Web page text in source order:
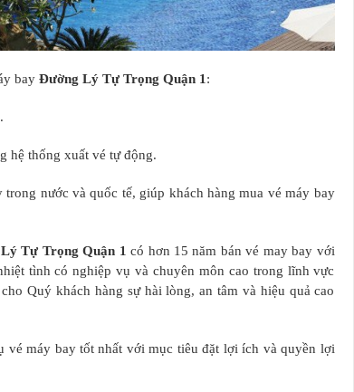
bay Đường Lý Tự Trọng Quận 1 :
hệ thống xuất vé tự động.
nước và quốc tế, giúp khách hàng mua vé máy bay
Tự Trọng Quận 1 có hơn 15 năm bán vé may bay với
tình có nghiệp vụ và chuyên môn cao trong lĩnh vực
Quý khách hàng sự hài lòng, an tâm và hiệu quả cao
vé máy bay tốt nhất với mục tiêu đặt lợi ích và quyền lợi